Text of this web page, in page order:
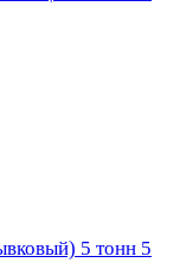
5 тонн 5